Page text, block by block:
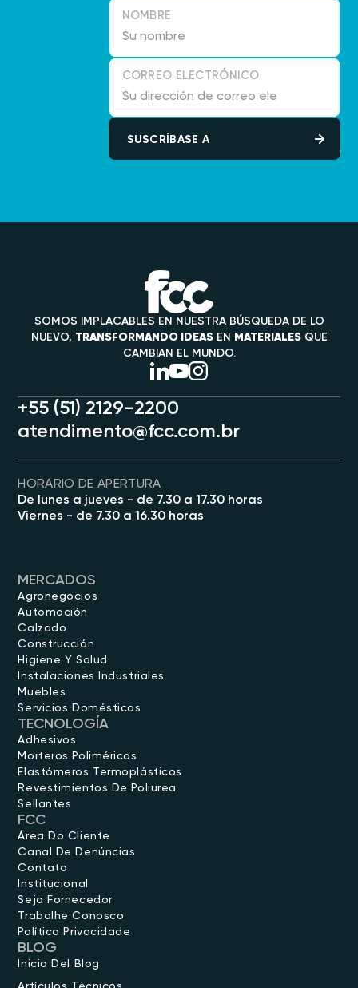
NOMBRE
CORREO ELECTRÓNICO
SOMOS IMPLACABLES EN NUESTRA BÚSQUEDA DE LO
NUEVO, TRANSFORMANDO IDEASEN MATERIALESQUE
CAMBIAN EL MUNDO.
MERCADOS
Agronegocios
Automoción
Calzado
Construcción
Higiene Y Salud
Instalaciones Industriales
Muebles
Servicios Domésticos
TECNOLOGÍA
Adhesivos
Morteros Poliméricos
Elastómeros Termoplásticos
Revestimientos De Poliurea
Sellantes
FCC
Área Do Cliente
Canal De Denúncias
Contato
Institucional
Seja Fornecedor
Trabalhe Conosco
Política Privacidade
BLOG
Inicio Del Blog
+55 (51) 2129-2200
atendimento@fcc.com.br
HORARIO DE APERTURA
De lunes a jueves - de 7.30 a 17.30 horas
Viernes - de 7.30 a 16.30 horas